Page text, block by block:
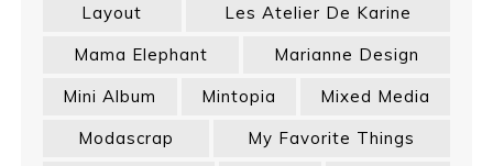
Layout
Les Atelier De Karine
Mama Elephant
Marianne Design
Mini Album
Mintopia
Mixed Media
Modascrap
My Favorite Things